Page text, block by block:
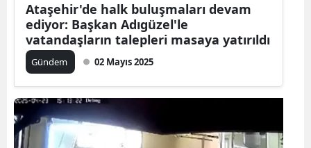
Ataşehir'de halk buluşmaları devam
ediyor: Başkan Adıgüzel'le
vatandaşların talepleri masaya yatırıldı
Gündem 02 Mayıs 2025